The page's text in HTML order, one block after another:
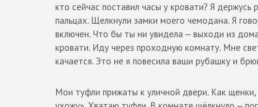
кто сейчас поставил часы у кровати? Я
пальцах. Щелкнули замки моего чемодана. Я
включен. Что бы ты ни увидела — выходи из
кровати. Иду через проходную комнату. Мне
качается. Это не я повесила ваши рубашку и
Мои туфли прижаты к уличной двери. Как